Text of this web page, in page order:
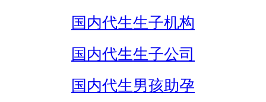
国内代生生子机构
国内代生生子公司
国内代生男孩助孕